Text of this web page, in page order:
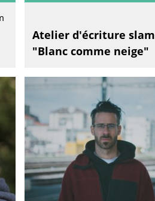
Atelier d'écriture slam
"Blanc comme neige"